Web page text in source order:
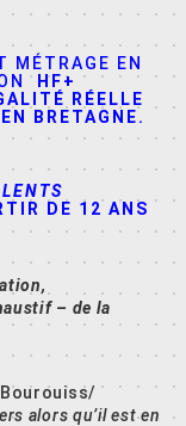
MÉTRAGE EN
HF+
RÉELLE
BRETAGNE.
DE 12 ANS
– de la
alors qu’il est en